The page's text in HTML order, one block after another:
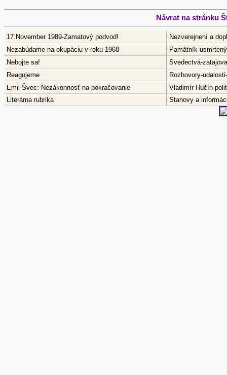
Návrat na stránku
17.November 1989-Zamatový podvod!
Nezverejnení a
Nezabúdame na okupáciu v roku 1968
Pamätník
Nebojte sa!
Svedectvá-
Reagujeme
Rozhovory-
Emil Švec: Nezákonnosť na pokračovanie
Vladimír Hučín-
Literárna rubrika
Stanovy a